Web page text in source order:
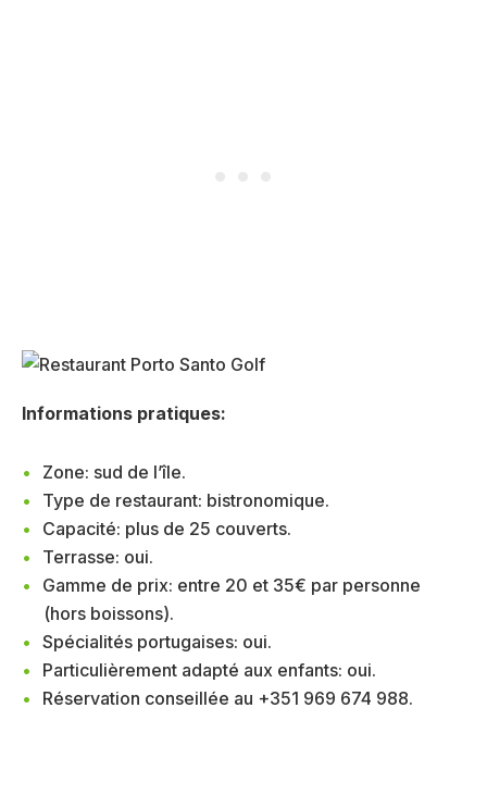
Informations pratiques:
Zone: sud de l’île.
Type de restaurant: bistronomique.
Capacité: plus de 25 couverts.
Terrasse: oui.
Gamme de prix: entre 20 et 35€ par personne
(hors boissons).
Spécialités portugaises: oui.
Particulièrement adapté aux enfants: oui.
Réservation conseillée au +351 969 674 988.